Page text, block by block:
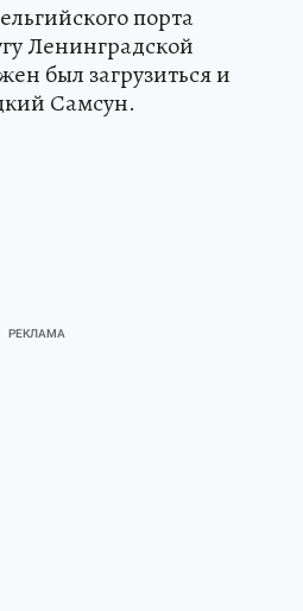
порта
Ленинградской
был загрузиться и
Самсун.